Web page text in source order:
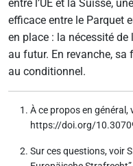
entre l’UE et la Suisse,
efficace entre le Parquet
en place : la nécessité
au futur. En revanche, sa
au conditionnel.
À ce propos en
https://doi.org/
Sur ces questions, voir